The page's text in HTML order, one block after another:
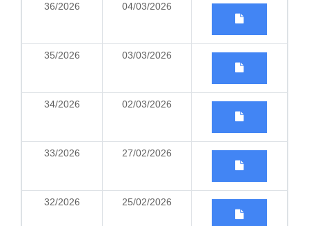
36/2026 04/03/2026
35/2026 03/03/2026
34/2026 02/03/2026
33/2026 27/02/2026
32/2026 25/02/2026